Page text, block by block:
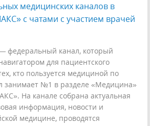
медицинских каналов в
с чатами с участием врачей
федеральный канал, который
для пациентского
кто пользуется медициной по
занимает №1 в разделе «Медицина»
На канале собрана актуальная
информация, новости и
медицине, проводятся